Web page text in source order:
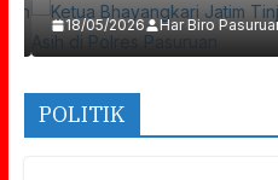
18/05/2026 Har Biro Pasuruan
POLITIK